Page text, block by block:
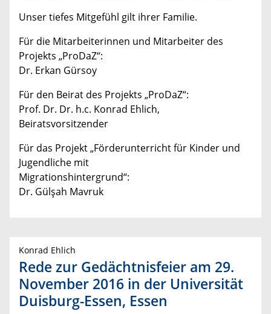
Unser tiefes Mitgefühl gilt ihrer Familie.
Für die Mitarbeiterinnen und Mitarbeiter des
Projekts „ProDaZ“:
Dr. Erkan Gürsoy
Für den Beirat des Projekts „ProDaZ“:
Prof. Dr. Dr. h.c. Konrad Ehlich,
Beiratsvorsitzender
Für das Projekt „Förderunterricht für Kinder und
Jugendliche mit
Migrationshintergrund“:
Dr. Gülşah Mavruk
Konrad Ehlich
Rede zur Gedächtnisfeier am 29.
November 2016 in der Universität
Duisburg-Essen, Essen